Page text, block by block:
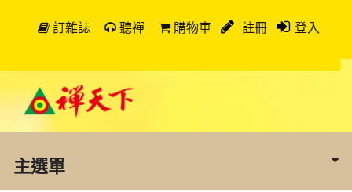
訂雜誌 聽禪 購物車 註冊 登入
主選單